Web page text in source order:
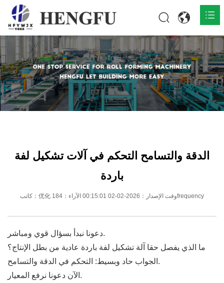
المنزل
المنتجات 
حول 
الدقة والتسامح التحكم في آلات تشكيل لفة
باردة
كاتب：优化 وقت الإصدار：2026-02-02 00:15:01 الآراء：184frequency
دعونا نبدأ بسؤال قوي ومباشر.
ما الذي يفصل حقا آلة تشكيل لفة باردة عادية من بطل الإنتاج؟
الجواب حاد وبسيط: التحكم في الدقة والتسامح.
الآن دعونا نرفع المعيار.